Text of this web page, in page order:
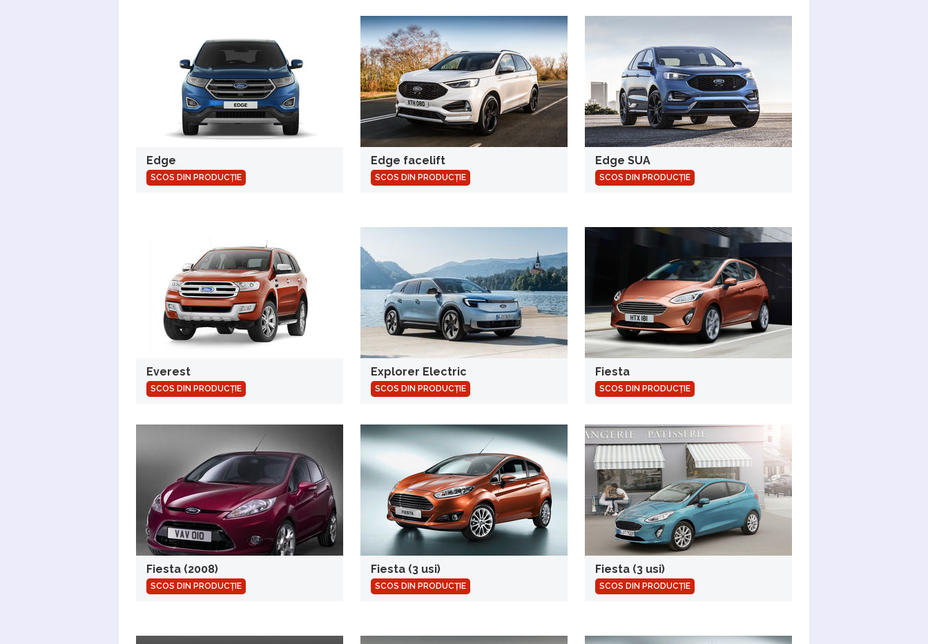
Edge
SCOS DIN PRODUCȚIE
Edge facelift
SCOS DIN PRODUCȚIE
Edge SUA
SCOS DIN PRODUCȚIE
Everest
SCOS DIN PRODUCȚIE
Explorer Electric
SCOS DIN PRODUCȚIE
Fiesta
SCOS DIN PRODUCȚIE
Fiesta (2008)
SCOS DIN PRODUCȚIE
Fiesta (3 usi)
SCOS DIN PRODUCȚIE
Fiesta (3 usi)
SCOS DIN PRODUCȚIE